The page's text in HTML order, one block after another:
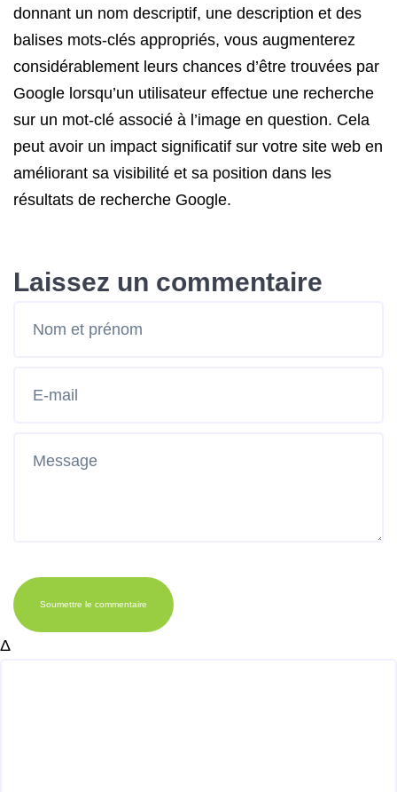
donnant un nom descriptif, une description et des
balises mots-clés appropriés, vous augmenterez
considérablement leurs chances d’être trouvées par
Google lorsqu’un utilisateur effectue une recherche
sur un mot-clé associé à l’image en question. Cela
peut avoir un impact significatif sur votre site web en
améliorant sa visibilité et sa position dans les
résultats de recherche Google.
Laissez un commentaire
Soumettre le commentaire
Δ